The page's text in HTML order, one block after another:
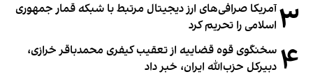
۳آمریکا صرافی‌های ارز دیجیتال مرتبط با شبکه قمار جمهوری
اسلامی را تحریم کرد
۴ سخنگوی قوه قضاییه از تعقیب کیفری محمدباقر خرازی،
دبیر‌کل حزب‌الله ایران، خبر داد